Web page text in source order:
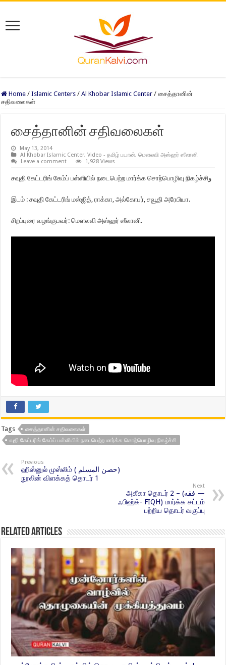
Home / Islamic Centers / Al Khobar Islamic Center / சைத்தானின்
சதிவலைகள்
சைத்தானின் சதிவலைகள்
May 13, 2014
Al Khobar Islamic Center,Video - தமிழ் பயான்,மௌலவி அஸ்ஹர் ஸீலானி
Leave a comment
1,928 Views
சவுதி கேட்டரிங் கேம்ப் பள்ளியில் நடைபெற்ற மார்க்க சொற்பொழிவு நிகழ்ச்சிو
இடம் : சவுதி கேட்டரிங் மஸ்ஜித், ராக்கா, அல்கோபர், சவூதி அரேபியா.
சிறப்புரை வழங்குபவர்: மௌலவி அஸ்ஹர் ஸீலானி.
Tags
சைத்தானின் சதிவலைகள்
வுதி கேட்டரிங் கேம்ப் பள்ளியில் நடைபெற்ற மார்க்க சொற்பொழிவு நிகழ்ச்சி
Previous
ஹிஸ்னுல் முஸ்லிம் ( حصن المسلم)
நூலின் விளக்கத் தொடர் 1
Next
அகீகா தொடர் 2 – (فقه —
ஃபிஹ்க்- FIQH) மார்க்க சட்டம்
பற்றிய தொடர் வகுப்பு
Related Articles